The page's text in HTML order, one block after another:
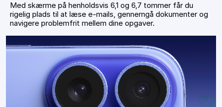
Med skærme på henholdsvis 6,1 og 6,7 tommer får du
rigelig plads til at læse e-mails, gennemgå dokumenter og
navigere problemfrit mellem dine opgaver.